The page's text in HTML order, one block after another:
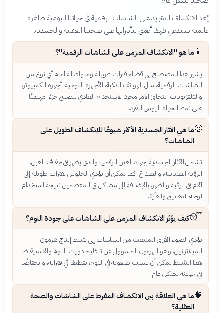
يُعد الانكشاف المتزايد على الشاشات الرقمية في حياتنا اليومية ظاهرة
عالمية تستدعي فهمًا أعمق لتأثيراتها على صحتنا العقلية والجسدية.
📱 ما هو "الانكشاف المزمن على الشاشات الرقمية"؟
يشير هذا المصطلح إلى قضاء فترات طويلة ومتواصلة أمام أي نوع من
الشاشات الرقمية، مثل الهواتف الذكية، الأجهزة اللوحية، أجهزة الكمبيوتر،
والتلفزيونات. يتجاوز الأمر مجرد الاستخدام العادي ليصبح جزءًا مهيمنًا
على نمط الحياة اليومي للفرد.
🤕ما هي الآثار الجسدية الأكثر شيوعًا للانكشاف الطويل على
الشاشات؟
تشمل الآثار الجسدية إجهاد العين الرقمي، والذي يظهر في جفاف العين،
الرؤية الضبابية، والصداع. كما يمكن أن يؤدي الجلوس لفترات طويلة إلى
آلام في الرقبة والظهر، بالإضافة إلى مشاكل في المعصمين نتيجة استخدام
لوحة المفاتيح والفأرة.
😴كيف يؤثر الانكشاف المزمن على الشاشات على جودة النوم؟
يؤدي الضوء الأزرق المنبعث من الشاشات إلى تثبيط إنتاج هرمون
الميلاتونين، وهو الهرمون المسؤول عن تنظيم دورات النوم والاستيقاظ.
هذا التثبيط يمكن أن يسبب صعوبة في النوم، تقطيعًا في فتراته، وانخفاضًا
في جودته بشكل عام.
🧠ما هي العلاقة بين الانكشاف المفرط على الشاشات والصحة
العقلية؟